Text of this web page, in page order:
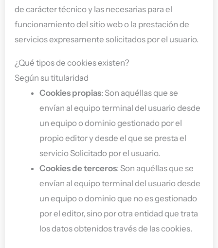
de carácter técnico y las necesarias para el
funcionamiento del sitio web o la prestación de
servicios expresamente solicitados por el usuario.
¿Qué tipos de cookies existen?
Según su titularidad
Cookies propias: Son aquéllas que se
envían al equipo terminal del usuario desde
un equipo o dominio gestionado por el
propio editor y desde el que se presta el
servicio Solicitado por el usuario.
Cookies de terceros: Son aquéllas que se
envían al equipo terminal del usuario desde
un equipo o dominio que no es gestionado
por el editor, sino por otra entidad que trata
los datos obtenidos través de las cookies.